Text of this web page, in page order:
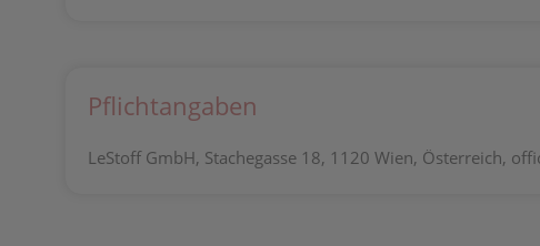
Pflichtangaben
LeStoff GmbH, Stachegasse 18, 1120 Wien, Österreich,